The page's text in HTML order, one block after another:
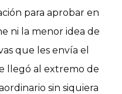
para aprobar en
ni la menor idea de
que les envía el
llegó al extremo de
sin siquiera